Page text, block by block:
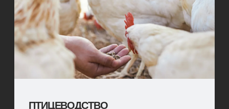
Решения для рыбных хозяйств: премиксы и
добавки, оптимизирующие рост,
переваримость корма и здоровье водных
животных. Учитываем особенности
аквакультуры и специфику рациона.
ПЕРЕЙТИ В РАЗДЕЛ